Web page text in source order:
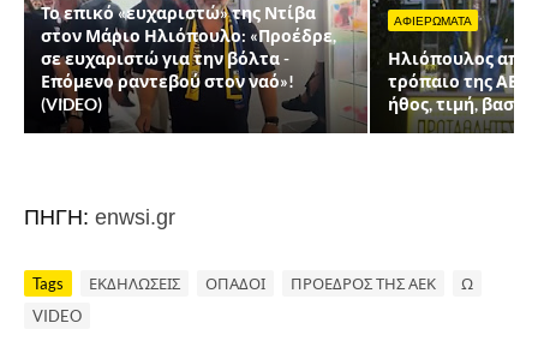
Το επικό «ευχαριστώ» της Ντίβα
στον Μάριο Ηλιόπουλο: «Προέδρε,
σε ευχαριστώ για την βόλτα -
Επόμενο ραντεβού στον ναό»!
(VIDEO)
ΑΦΙΕΡΩΜΑΤΑ
Ηλιόπουλος από
τρόπαιο της ΑΕΚ
ήθος, τιμή,
ΠΗΓΗ: enwsi.gr
Tags ΕΚΔΗΛΩΣΕΙΣ ΟΠΑΔΟΙ ΠΡΟΕΔΡΟΣ ΤΗΣ ΑΕΚ
Ω
VIDEO